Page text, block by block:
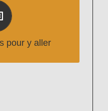
pour y aller
une invitation